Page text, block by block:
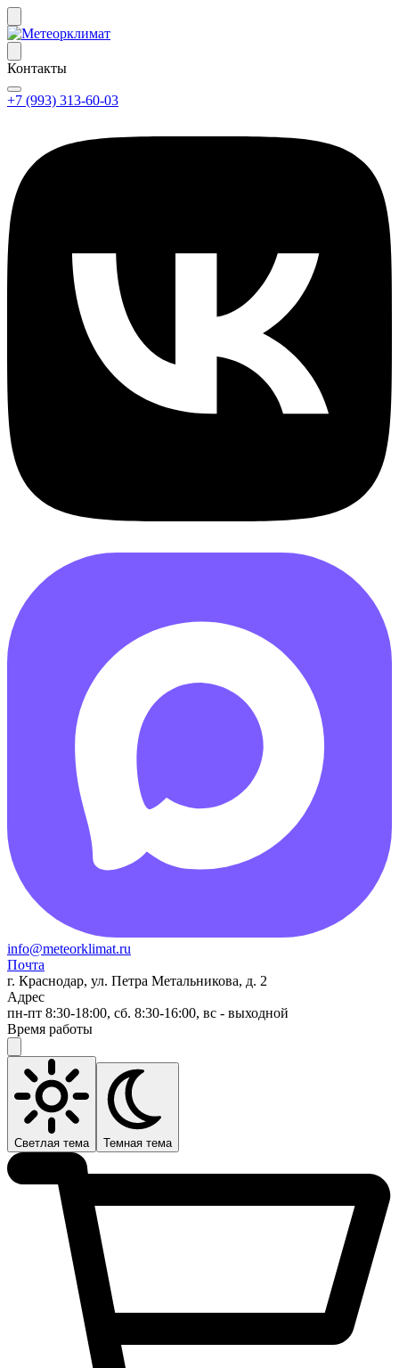
Контакты
+7 (993) 313-60-03
info@meteorklimat.ru
Почта
г. Краснодар, ул. Петра Метальникова, д. 2
Адрес
пн-пт 8:30-18:00, сб. 8:30-16:00, вс - выходной
Время работы
Светлая тема Темная тема